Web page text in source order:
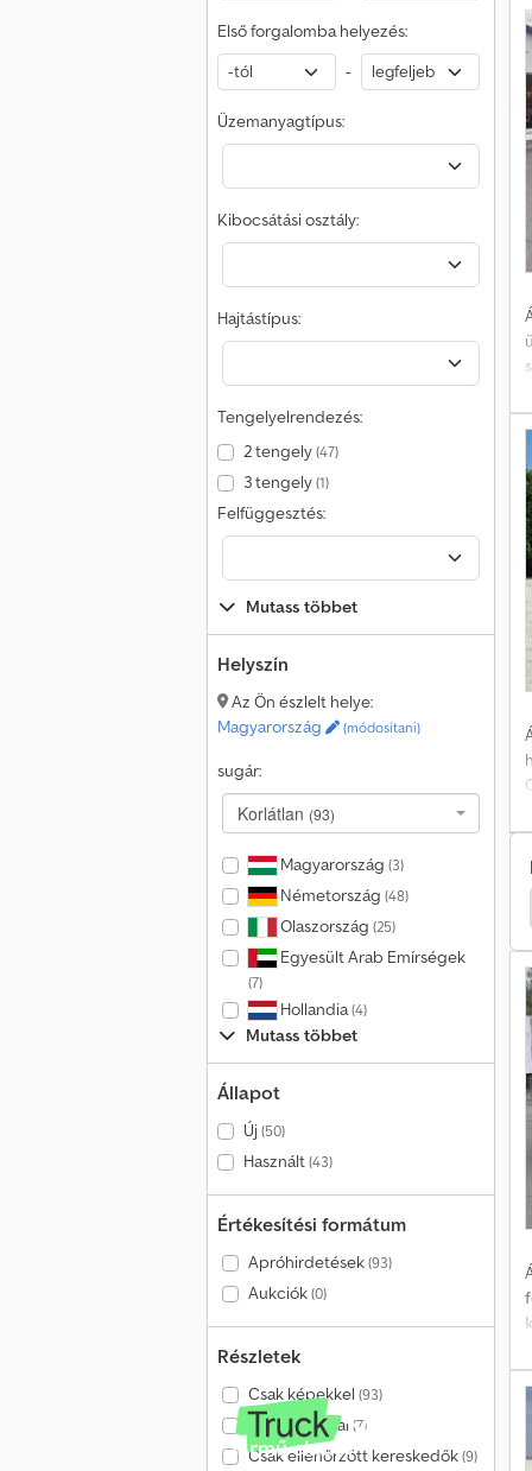
Első forgalomba helyezés:
-
Üzemanyagtípus:
Kibocsátási osztály:
Hajtástípus:
Tengelyelrendezés:
2 tengely(47)
3 tengely(1)
Felfüggesztés:
Mutass többet
Helyszín
Az Ön észlelt helye:
Magyarország
(módosítani)
sugár:
Korlátlan (93)
Magyarország (3)
Németország (48)
Olaszország (25)
Egyesült Arab Emírségek
(7)
Hollandia(4)
Mutass többet
Állapot
Új(50)
Használt(43)
Értékesítési formátum
Apróhirdetések(93)
Aukciók(0)
Részletek
Csak képekkel (93)
Csak videóval (7)
Csak ellenőrzött kereskedők(9)
Jármű eladó?
Iveco Daily 35 Lakókocsik/Lakóautók